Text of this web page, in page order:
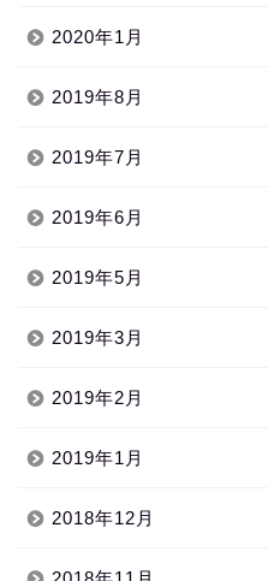
2020年1月
2019年8月
2019年7月
2019年6月
2019年5月
2019年3月
2019年2月
2019年1月
2018年12月